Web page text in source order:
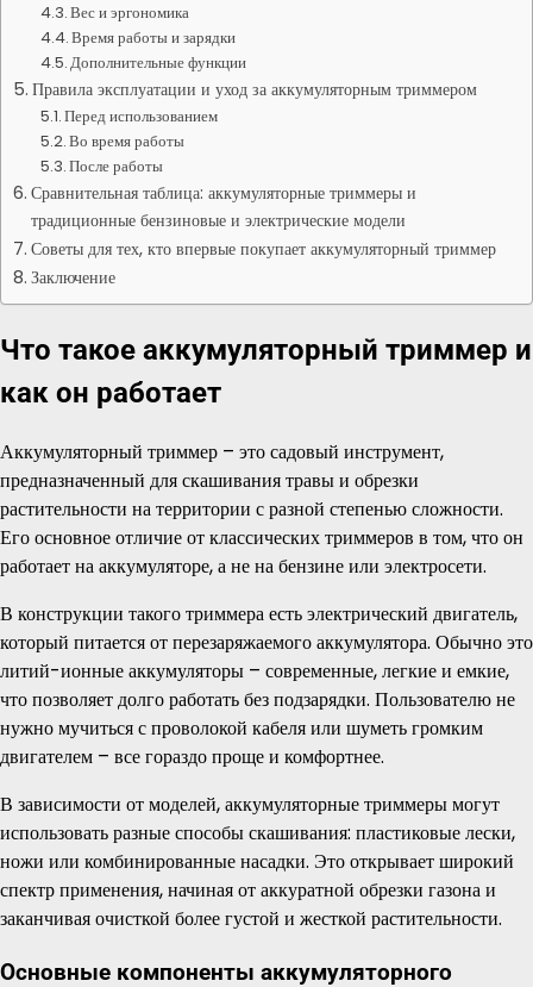
Вес и эргономика
Время работы и зарядки
Дополнительные функции
Правила эксплуатации и уход за аккумуляторным триммером
Перед использованием
Во время работы
После работы
Сравнительная таблица: аккумуляторные триммеры и
традиционные бензиновые и электрические модели
Советы для тех, кто впервые покупает аккумуляторный триммер
Заключение
Что такое аккумуляторный триммер и
как он работает
Аккумуляторный триммер – это садовый инструмент,
предназначенный для скашивания травы и обрезки
растительности на территории с разной степенью сложности.
Его основное отличие от классических триммеров в том, что он
работает на аккумуляторе, а не на бензине или электросети.
В конструкции такого триммера есть электрический двигатель,
который питается от перезаряжаемого аккумулятора. Обычно это
литий-ионные аккумуляторы – современные, легкие и емкие,
что позволяет долго работать без подзарядки. Пользователю не
нужно мучиться с проволокой кабеля или шуметь громким
двигателем – все гораздо проще и комфортнее.
В зависимости от моделей, аккумуляторные триммеры могут
использовать разные способы скашивания: пластиковые лески,
ножи или комбинированные насадки. Это открывает широкий
спектр применения, начиная от аккуратной обрезки газона и
заканчивая очисткой более густой и жесткой растительности.
Основные компоненты аккумуляторного